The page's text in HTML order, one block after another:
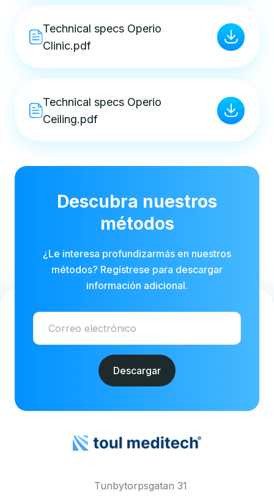
Technical specs Operio
Clinic.pdf
Technical specs Operio
Ceiling.pdf
Descubra nuestros
métodos
¿Le interesa profundizarmás en nuestros
métodos? Regístrese para descargar
información adicional.
Tunbytorpsgatan 31